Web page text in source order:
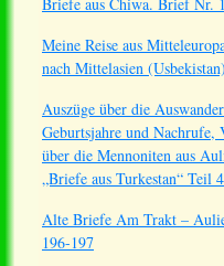
Briefe aus Chiwa. Brief Nr.
Meine Reise aus
nach Mittelasien
Auszüge über die
Geburtsjahre und Nachrufe,
über die Mennoniten aus
„Briefe aus Turkestan“ Teil 4
Alte Briefe Am Trakt –
196-197